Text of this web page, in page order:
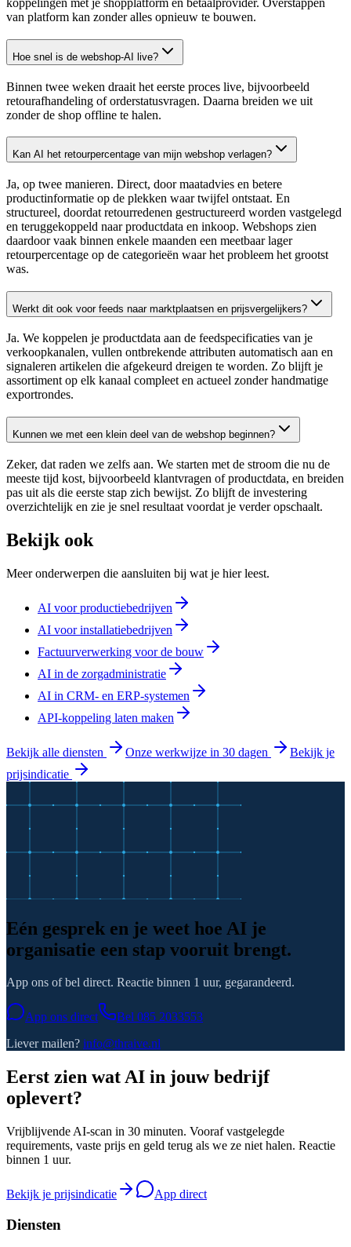
koppelingen met je shopplatform en betaalprovider. Overstappen
van platform kan zonder alles opnieuw te bouwen.
Hoe snel is de webshop-AI live?
Binnen twee weken draait het eerste proces live, bijvoorbeeld
retourafhandeling of orderstatusvragen. Daarna breiden we uit
zonder de shop offline te halen.
Kan AI het retourpercentage van mijn webshop verlagen?
Ja, op twee manieren. Direct, door maatadvies en betere
productinformatie op de plekken waar twijfel ontstaat. En
structureel, doordat retourredenen gestructureerd worden vastgelegd
en teruggekoppeld naar productdata en inkoop. Webshops zien
daardoor vaak binnen enkele maanden een meetbaar lager
retourpercentage op de categorieën waar het probleem het grootst
was.
Werkt dit ook voor feeds naar marktplaatsen en prijsvergelijkers?
Ja. We koppelen je productdata aan de feedspecificaties van je
verkoopkanalen, vullen ontbrekende attributen automatisch aan en
signaleren artikelen die afgekeurd dreigen te worden. Zo blijft je
assortiment op elk kanaal compleet en actueel zonder handmatige
exportrondes.
Kunnen we met een klein deel van de webshop beginnen?
Zeker, dat raden we zelfs aan. We starten met de stroom die nu de
meeste tijd kost, bijvoorbeeld klantvragen of productdata, en breiden
pas uit als die eerste stap zich bewijst. Zo blijft de investering
overzichtelijk en zie je snel resultaat voordat je verder opschaalt.
Bekijk ook
Meer onderwerpen die aansluiten bij wat je hier leest.
AI voor productiebedrijven
AI voor installatiebedrijven
Factuurverwerking voor de bouw
AI in de zorgadministratie
AI in CRM- en ERP-systemen
API-koppeling laten maken
Bekijk alle diensten Onze werkwijze in 30 dagen
Bekijk je
prijsindicatie
Eén gesprek en je weet hoe AI je
organisatie een stap vooruit brengt.
App ons of bel direct. Reactie binnen 1 uur, gegarandeerd.
App ons direct Bel 085 2033553
Liever mailen? info@thraive.nl
Eerst zien wat AI in jouw bedrijf
oplevert?
Vrijblijvende AI-scan in 30 minuten. Vooraf vastgelegde
requirements, vaste prijs en geld terug als we ze niet halen. Reactie
binnen 1 uur.
Bekijk je prijsindicatie App direct
Diensten